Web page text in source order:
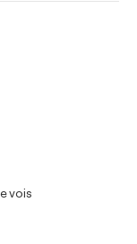
vois